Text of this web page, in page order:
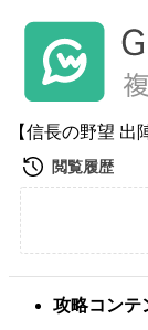
【信長の野望
攻略コンテ